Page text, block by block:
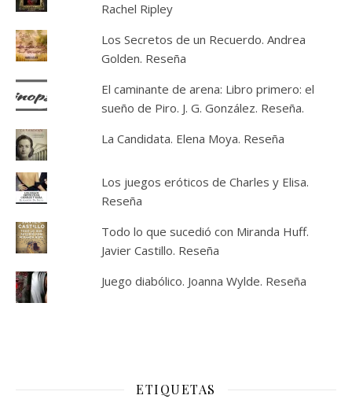
Rachel Ripley
Los Secretos de un Recuerdo. Andrea
Golden. Reseña
El caminante de arena: Libro primero: el
sueño de Piro. J. G. González. Reseña.
La Candidata. Elena Moya. Reseña
Los juegos eróticos de Charles y Elisa.
Reseña
Todo lo que sucedió con Miranda Huff.
Javier Castillo. Reseña
Juego diabólico. Joanna Wylde. Reseña
ETIQUETAS